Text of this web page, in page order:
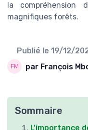
la
magnifiques forêts.
Publié le 19/12/
par François
Sommaire
L'importance